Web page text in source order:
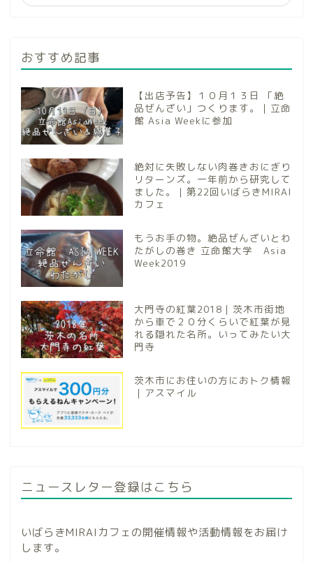
おすすめ記事
【出店予告】１０月１３日 「絶
品ぜんざい」つくります。｜立命
館 Asia Weekに参加
絶対に失敗しない肉巻きおにぎり
リターンズ。一年前から研究して
ました。｜第22回いばらきMIRAI
カフェ
もうお手の物。絶品ぜんざいとわ
たがしの巻き 立命館大学 Asia
Week2019
大門寺の紅葉2018｜茨木市街地
から車で２０分くらいで紅葉が見
れる隠れた名所。いってみたい大
門寺
茨木市にお住いの方におトク情報
｜アスマイル
ニュースレター登録はこちら
いばらきMIRAIカフェの開催情報や活動情報をお届け
します。